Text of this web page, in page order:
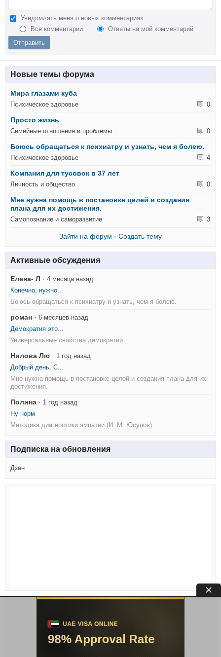
Уведомлять меня о новых комментариях
Все комментарии
Ответы на мой комментарий
Новые темы форума
Мира глазами куба
Психическое здоровье 0
Просто жизнь
Семейные отношения и проблемы 0
Боюсь обращаться к психиатру и узнать, чем я болею.
Психическое здоровье 4
Компания для тусовок в 37 лет
Личность и общество 0
Мне нужна помощь в постановке целей и создания
плана для их достижения.
Самопознание и саморазвитие 3
Зайти на форум · Создать тему
Активные обсуждения
Елена- Л ·4 месяца назад
Конечно, нужно...
Боюсь обращаться к психиатру и узнать, чем я болею.
роман ·6 месяцев назад
Демократия это...
Универсальные свойства демократии
Нилова Лю · 1 год назад
Добрый день. С...
Мне нужна помощь в постановке целей и создания плана для их
достижения.
Полина · 1 год назад
Ну норм
Методика диагностики эмпатии (И. М. Юсупов)
Подписка на обновления
Дзен